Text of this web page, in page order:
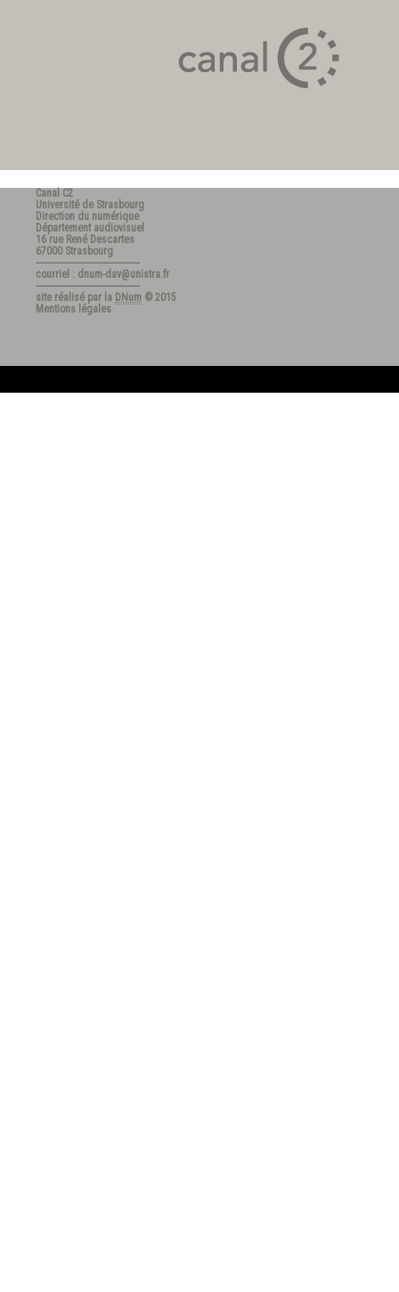
Canal C2
Université de Strasbourg
Direction du numérique
Département audiovisuel
16 rue René Descartes
67000 Strasbourg
---------------------------------------
courriel : dnum-dav@unistra.fr
---------------------------------------
site réalisé par la DNum © 2015
Mentions légales